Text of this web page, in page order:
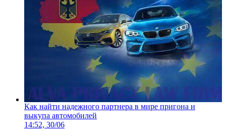
Как найти надежного партнера в мире пригона и
выкупа автомобилей
14:52, 30/06